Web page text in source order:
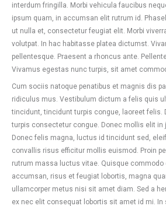
interdum fringilla. Morbi vehicula faucibus
ipsum quam, in accumsan elit rutrum id.
ut nulla et, consectetur feugiat elit. Morbi
volutpat. In hac habitasse platea dictumst.
pellentesque. Praesent a rhoncus ante.
Vivamus egestas nunc turpis, sit amet
Cum sociis natoque penatibus et magnis dis
ridiculus mus. Vestibulum dictum a felis quis
tincidunt, tincidunt turpis congue, laoreet felis.
turpis consectetur congue. Donec mollis elit in
Donec felis magna, luctus id tincidunt sed,
convallis risus efficitur mollis euismod. Proin
rutrum massa luctus vitae. Quisque commodo
accumsan, risus et feugiat lobortis, magna
ullamcorper metus nisi sit amet diam. Sed a
ex nec elit consequat lobortis sit amet id mi. In